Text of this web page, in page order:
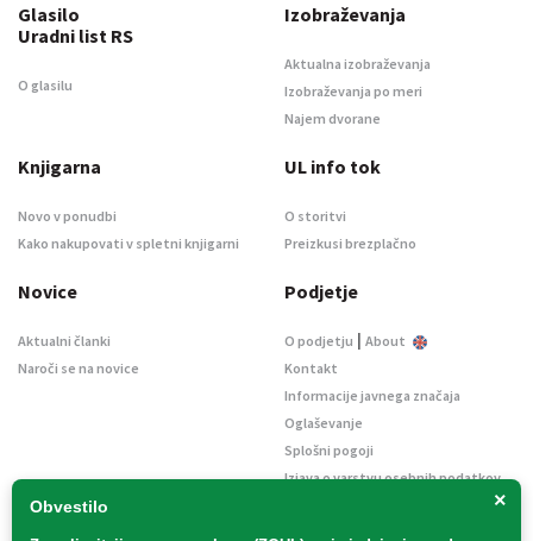
×
Obvestilo
Glasilo
Uradni list RS
O glasilu
Izobraževanja
Aktualna izobraževanja
Izobraževanja po meri
Najem dvorane
Knjigarna
Novo v ponudbi
Kako nakupovati v spletni knjigarni
UL info tok
O storitvi
Preizkusi brezplačno
Novice
Aktualni članki
Naroči se na novice
Podjetje
O podjetju | About
Kontakt
Informacije javnega značaja
Oglaševanje
Splošni pogoji
Izjava o varstvu osebnih podatkov